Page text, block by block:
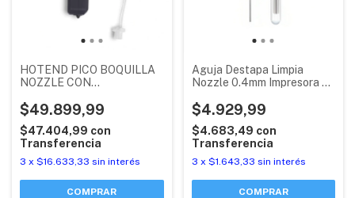
HOTEND PICO BOQUILLA
NOZZLE CON
TERMISTOR SNAPMAKER
U1
$49.899,99
$47.404,99 con
Transferencia
3 x $16.633,33 sin interés
COMPRAR
Aguja Destapa Limpia
Nozzle 0.4mm Impresora 3d
$4.929,99
$4.683,49 con
Transferencia
3 x $1.643,33 sin interés